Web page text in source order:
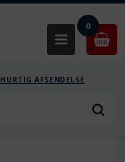
0
HURTIG AFSENDELSE